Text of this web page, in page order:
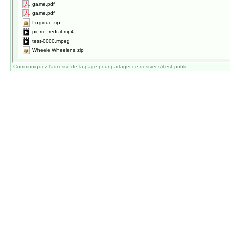
game.pdf
game.pdf
Logique.zip
pierre_reduit.mp4
test-0000.mpeg
Wheele Wheelens.zip
Communiquez l'adresse de la page pour partager ce dossier s'il est public